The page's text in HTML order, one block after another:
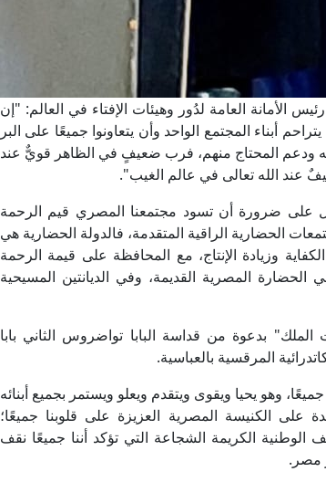
الأمانة العامة لدُور وهيئات الإفتاء في العالم: "إن
أبناء المجتمع الواحد وأن يتعاونوا جميعًا على البر
ودعم المحتاج منهم، فرب ضعيفٍ في الظاهر قويٌّ عند
عند الله تعالى في عالم الغيب".
يدل على ضرورة أن تسود مجتمعنا المصري قيم الرحمة
الحضارية الراقية المتقدمة، فالدولة الحضارية هي
وزيادة الإنتاج، مع المحافظة على قيمة الرحمة
المصرية القديمة، وفي الديانتين المسيحية
بدعوة من قداسة البابا تواضروس الثاني بابا
المرقسية بالعباسية.
وهو يحيا ويقوى ويتقدم ويعلو ويستمر بجميع أبنائه
على الكنيسة المصرية العزيزة على قلوبنا جميعًا؛
الوطنية الكريمة الشجاعة التي تؤكد أننا جميعًا نقف
مصر.